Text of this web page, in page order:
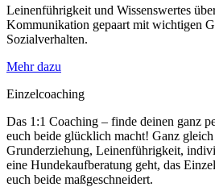
Leinenführigkeit und Wissenswertes
Kommunikation gepaart mit wichtigen
Sozialverhalten.
Mehr dazu
Einzelcoaching
Das 1:1 Coaching – finde deinen ganz
euch beide glücklich macht! Ganz
Grunderziehung, Leinenführigkeit,
eine Hundekaufberatung geht, das
euch beide maßgeschneidert.